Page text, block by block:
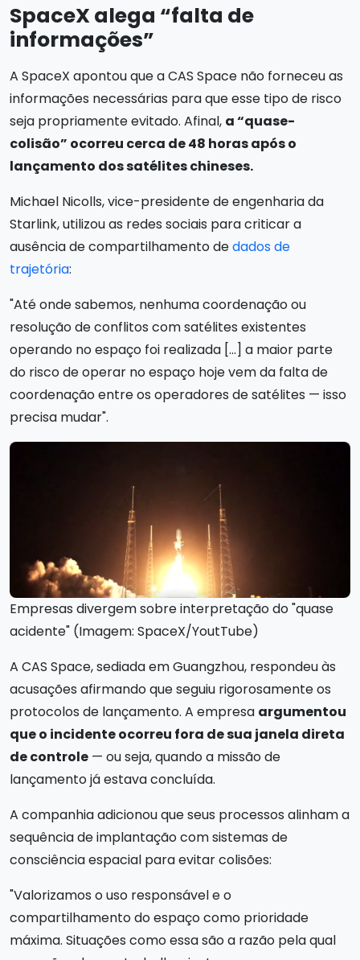
SpaceX alega “falta de
informações”
A SpaceX apontou que a CAS Space não forneceu as
informações necessárias para que esse tipo de risco
seja propriamente evitado. Afinal, a “quase-
colisão” ocorreu cerca de 48 horas após o
lançamento dos satélites chineses.
Michael Nicolls, vice-presidente de engenharia da
Starlink, utilizou as redes sociais para criticar a
ausência de compartilhamento dedados de
trajetória:
"Até onde sabemos, nenhuma coordenação ou
resolução de conflitos com satélites existentes
operando no espaço foi realizada [...] a maior parte
do risco de operar no espaço hoje vem da falta de
coordenação entre os operadores de satélites — isso
precisa mudar".
Empresas divergem sobre interpretação do "quase
acidente" (Imagem: SpaceX/YoutTube)
A CAS Space, sediada em Guangzhou, respondeu às
acusações afirmando que seguiu rigorosamente os
protocolos de lançamento. A empresa argumentou
que o incidente ocorreu fora de sua janela direta
de controle — ou seja, quando a missão de
lançamento já estava concluída.
A companhia adicionou que seus processos alinham a
sequência de implantação com sistemas de
consciência espacial para evitar colisões:
"Valorizamos o uso responsável e o
compartilhamento do espaço como prioridade
máxima. Situações como essa são a razão pela qual